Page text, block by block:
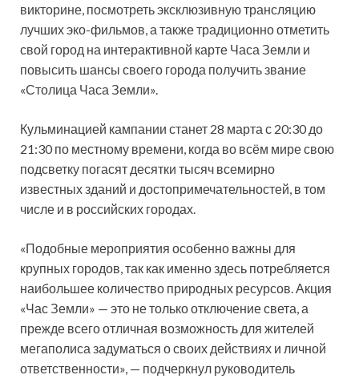
викторине, посмотреть эксклюзивную трансляцию
лучших эко-фильмов, а также традиционно отметить
свой город на интерактивной карте Часа Земли и
повысить шансы своего города получить звание
«Столица Часа Земли».
Кульминацией кампании станет 28 марта с 20:30 до
21:30 по местному времени, когда во всём мире свою
подсветку погасят десятки тысяч всемирно
известных зданий и достопримечательностей, в том
числе и в российских городах.
«Подобные мероприятия особенно важны для
крупных городов, так как именно здесь потребляется
наибольшее количество природных ресурсов. Акция
«Час Земли» — это не только отключение света, а
прежде всего отличная возможность для жителей
мегаполиса задуматься о своих действиях и личной
ответственности», — подчеркнул руководитель